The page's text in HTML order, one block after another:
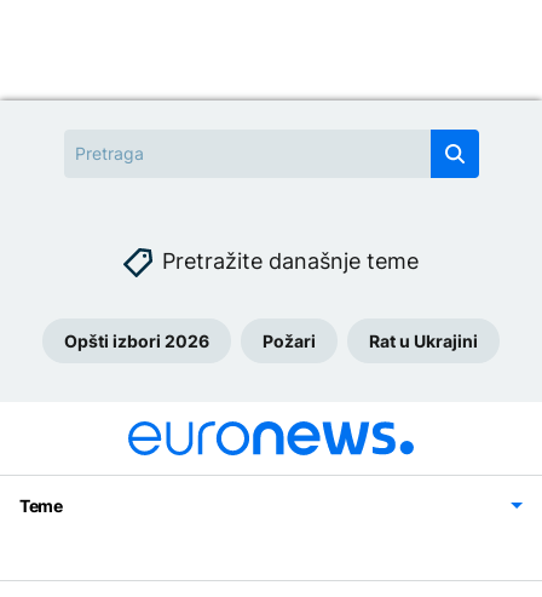
Pretražite današnje teme
Opšti izbori 2026 Požari Rat u Ukrajini
Teme
Svijet
Sport